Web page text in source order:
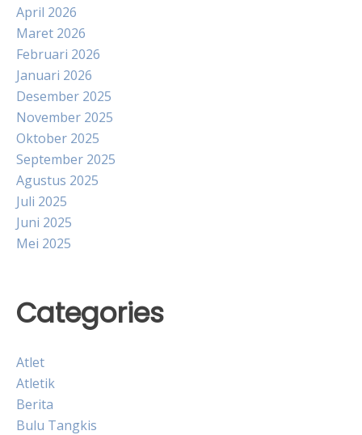
April 2026
Maret 2026
Februari 2026
Januari 2026
Desember 2025
November 2025
Oktober 2025
September 2025
Agustus 2025
Juli 2025
Juni 2025
Mei 2025
Categories
Atlet
Atletik
Berita
Bulu Tangkis